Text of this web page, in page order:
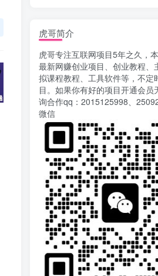
入千刀，5000
喜欢出海的朋友
6天前
7
运营几年的
点赞关注播放
量
8
苏宁自动化
机项目复活，
量
12天前
9 录屏团购商
可无限做 单条/
几百条 每
13天前
10
拆解一个外
的AI流量变现
里免费分享操
虎哥简介
虎哥专注互联网项目5年之久，
最新网赚创业项目、创业教程、
拟课程教程、工具软件等，不定
目。如果你有好的项目开通会员
询合作qq：2015125998、
微信